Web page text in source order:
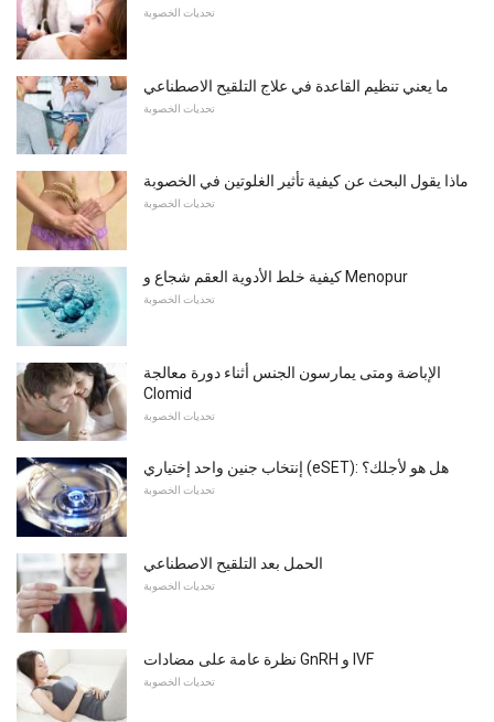
تحديات الخصوبة
ما يعني تنظيم القاعدة في علاج التلقيح الاصطناعي
تحديات الخصوبة
ماذا يقول البحث عن كيفية تأثير الغلوتين في الخصوبة
تحديات الخصوبة
كيفية خلط الأدوية العقم شجاع و Menopur
تحديات الخصوبة
الإباضة ومتى يمارسون الجنس أثناء دورة معالجة
Clomid
تحديات الخصوبة
إنتخاب جنين واحد إختياري (eSET): هل هو لأجلك؟
تحديات الخصوبة
الحمل بعد التلقيح الاصطناعي
تحديات الخصوبة
نظرة عامة على مضادات GnRH و IVF
تحديات الخصوبة